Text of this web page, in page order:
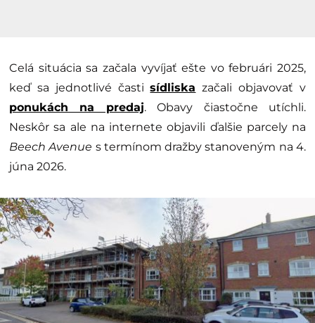
Celá situácia sa začala vyvíjať ešte vo februári 2025,
keď sa jednotlivé častisídliska začali objavovať v
ponukách na predaj. Obavy čiastočne utíchli.
Neskôr sa ale na internete objavili ďalšie parcely na
Beech Avenue s termínom dražby stanoveným na 4.
júna 2026.